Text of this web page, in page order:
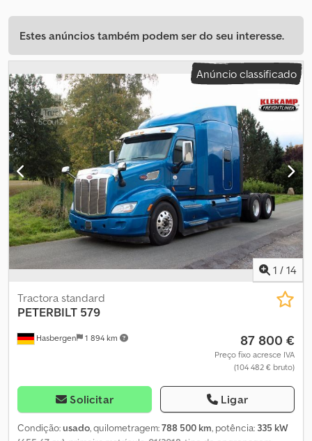
Estes anúncios também podem ser do seu interesse.
Anúncio classificado
1 / 14
Hasbergen 1 894 km
Tractora standard
PETERBILT 579
87 800 €
Preço fixo acresce IVA
(104 482 € bruto)
Solicitar Ligar
Condição:usado, quilometragem:788 500 km, potência: 335 kW